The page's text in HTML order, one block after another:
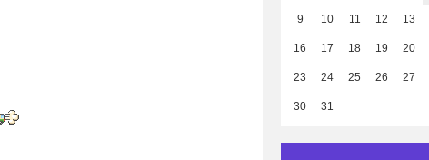
9 10 11 12 13
16 17 18 19 20
23 24 25 26 27
30 31